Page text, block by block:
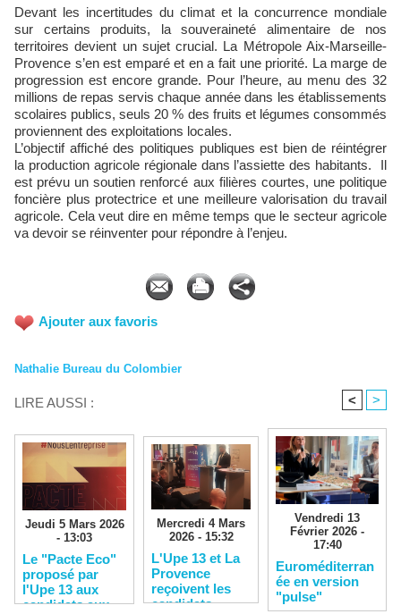
Devant les incertitudes du climat et la concurrence mondiale
sur certains produits, la souveraineté alimentaire de nos
territoires devient un sujet crucial. La Métropole Aix-Marseille-
Provence s’en est emparé et en a fait une priorité. La marge de
progression est encore grande. Pour l’heure, au menu des 32
millions de repas servis chaque année dans les établissements
scolaires publics, seuls 20 % des fruits et légumes consommés
proviennent des exploitations locales.
L’objectif affiché des politiques publiques est bien de réintégrer
la production agricole régionale dans l’assiette des habitants. Il
est prévu un soutien renforcé aux filières courtes, une politique
foncière plus protectrice et une meilleure valorisation du travail
agricole. Cela veut dire en même temps que le secteur agricole
va devoir se réinventer pour répondre à l’enjeu.
Ajouter aux favoris
Nathalie Bureau du Colombier
LIRE AUSSI : < >
Jeudi 5 Mars 2026
- 13:03
Le "Pacte Eco"
proposé par
l'Upe 13 aux
candidats aux
Mercredi 4 Mars
2026 - 15:32
L'Upe 13 et La
Provence
reçoivent les
candidats
Vendredi 13
Février 2026 -
17:40
Euroméditerran
ée en version
"pulse"